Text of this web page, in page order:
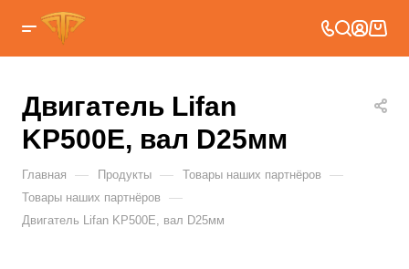
Двигатель Lifan
KP500E, вал D25мм
Главная — Продукты — Товары наших партнёров —
Товары наших партнёров —
Двигатель Lifan KP500E, вал D25мм